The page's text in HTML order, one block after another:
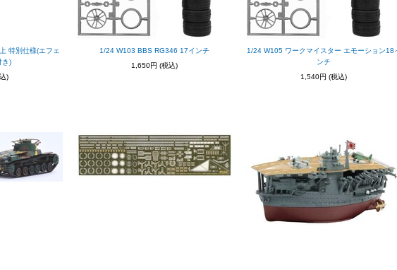
特別仕様(エフェ
き)
)
1/24 W103 BBS RG346 17インチ
1,650円 (税込)
1/24 W105 ワークマイスター エモーション18
ンチ
1,540円 (税込)